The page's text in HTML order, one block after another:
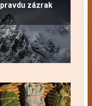
zázrak